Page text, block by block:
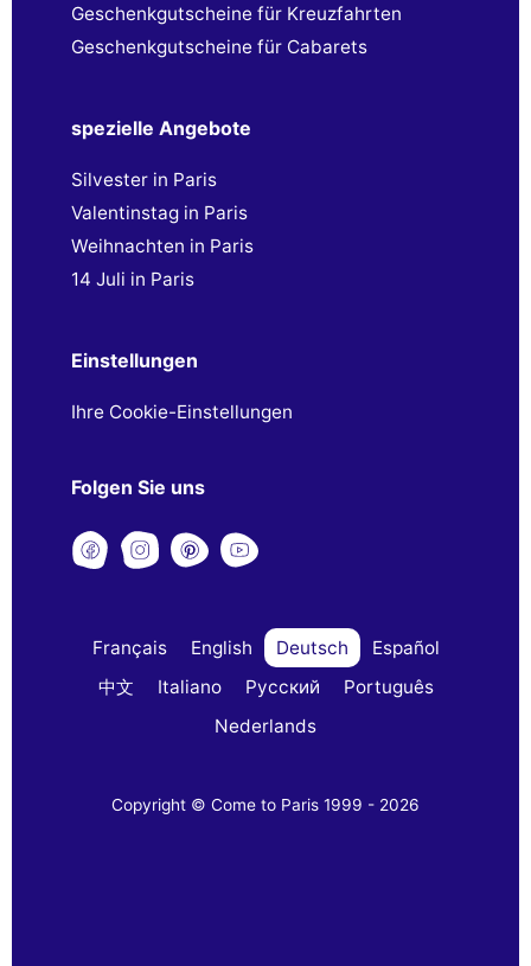
Geschenkgutscheine für Kreuzfahrten
Geschenkgutscheine für Cabarets
spezielle Angebote
Silvester in Paris
Valentinstag in Paris
Weihnachten in Paris
14 Juli in Paris
Einstellungen
Ihre Cookie-Einstellungen
Folgen Sie uns
Français English Deutsch
Español
中文
Italiano Русский
Português
Nederlands
Copyright © Come to Paris 1999 - 2026